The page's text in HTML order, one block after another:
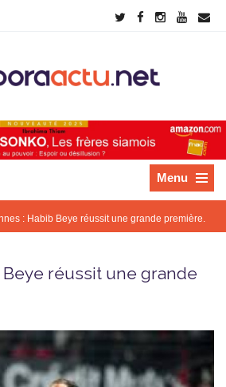
Menu
: Habib Beye réussit une grande première.
Beye réussit une grande